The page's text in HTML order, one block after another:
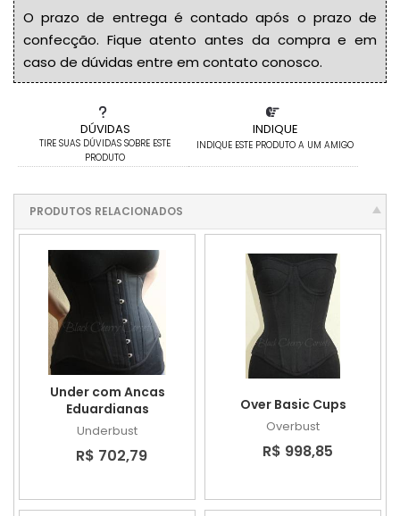
DÚVIDAS
TIRE SUAS DÚVIDAS SOBRE ESTE
PRODUTO
INDIQUE
INDIQUE ESTE PRODUTO A UM AMIGO
O prazo de entrega é contado após o prazo de
confecção. Fique atento antes da compra e em
caso de dúvidas entre em contato conosco.
PRODUTOS RELACIONADOS
Under com Ancas
Eduardianas
Underbust
R$ 702,79
Over Basic Cups
Overbust
R$ 998,85